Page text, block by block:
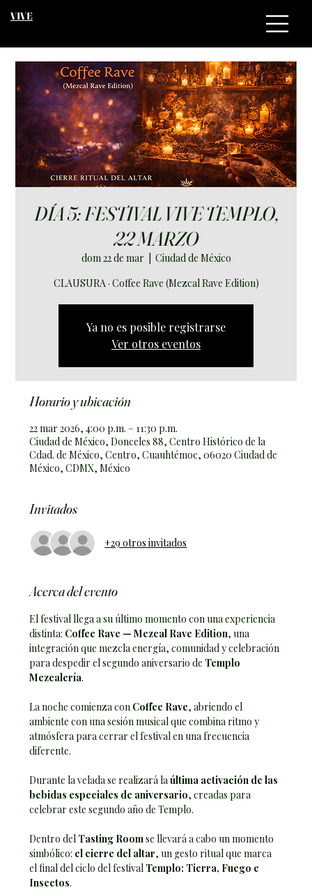
VIVE
DÍA 5: FESTIVAL VIVE TEMPLO,
22 MARZO
dom 22 de mar
Ciudad de México
CLAUSURA · Coffee Rave (Mezcal Rave Edition)
Ya no es posible registrarse
Ver otros eventos
Horario y ubicación
22 mar 2026, 4:00 p.m. – 11:30 p.m.
Ciudad de México, Donceles 88, Centro Histórico de la
Cdad. de México, Centro, Cuauhtémoc, 06020 Ciudad de
México, CDMX, México
Invitados
+29 otros invitados
Acerca del evento
El festival llega a su último momento con una experiencia
distinta: Coffee Rave — Mezcal Rave Edition, una
integración que mezcla energía, comunidad y celebración
para despedir el segundo aniversario de Templo
Mezcalería.
La noche comienza con Coffee Rave, abriendo el
ambiente con una sesión musical que combina ritmo y
atmósfera para cerrar el festival en una frecuencia
diferente.
Durante la velada se realizará la última activación de las
bebidas especiales de aniversario, creadas para
celebrar este segundo año de Templo.
Dentro del Tasting Room se llevará a cabo un momento
simbólico: el cierre del altar, un gesto ritual que marca
el final del ciclo del festival Templo: Tierra, Fuego e
Insectos.